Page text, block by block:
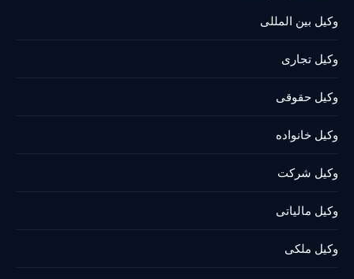
new
window
new
window
وکیل بین المللی
وکیل تجاری
وکیل حقوقی
وکیل خانواده
وکیل شرکت
وکیل مالیاتی
وکیل ملکی